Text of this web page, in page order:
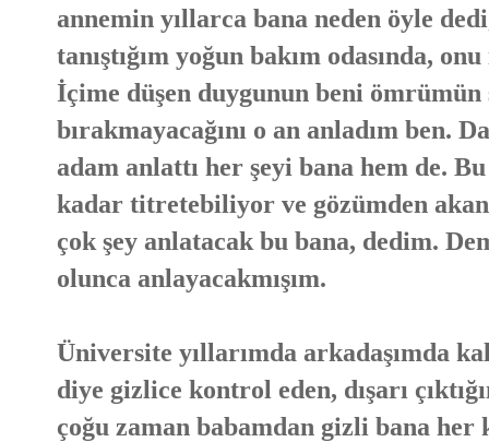
annemin yıllarca bana neden öyle
tanıştığım yoğun bakım odasında,
İçime düşen duygunun beni
bırakmayacağını o an anladım ben.
adam anlattı her şeyi bana hem de.
kadar titretebiliyor ve gözümden
çok şey anlatacak bu bana, dedim.
olunca anlayacakmışım.
Üniversite yıllarımda arkadaşımda
diye gizlice kontrol eden, dışarı
çoğu zaman babamdan gizli bana